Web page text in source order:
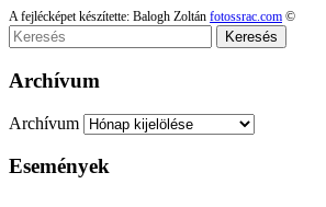
A fejlécképet készítette: Balogh Zoltán fotossrac.com ©
Keresés
Archívum
Archívum
Események